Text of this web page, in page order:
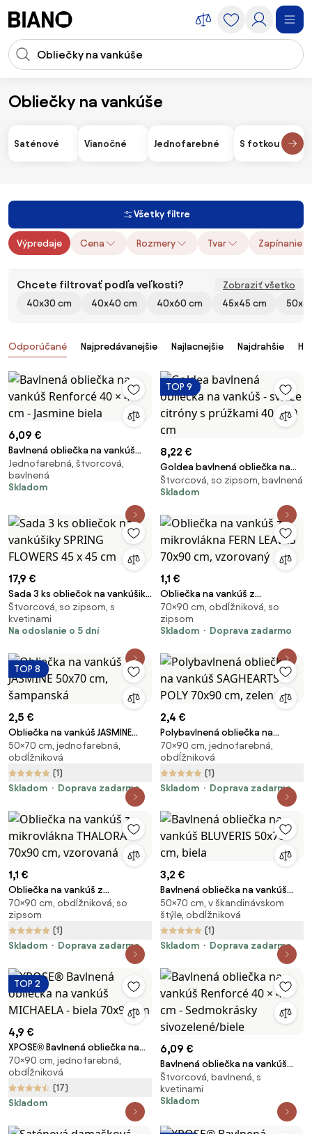
Vstup pre vyhľadávanie
Obliečky na vankúše
Bytový textil Textil do spálne Obliečky na vankúše
Saténové Vianočné Jednofarebné S fotkou
Všetky filtre
Výpredaje Cena Rozmery Tvar Zapínanie
Chcete filtrovať podľa veľkosti?
Zobraziť všetko
40x30 cm
40x40 cm 40x60 cm 45x45 cm
Produkty
Odporúčané Najpredávanejšie Najlacnejšie Najdrahšie
6,09 €
Bavlnená obliečka na vankúš
Renforcé 40 × 40 cm - Jasmine
biela
Jednofarebná, štvorcová,
bavlnená
Skladom
TOP 9
8,22 €
Goldea bavlnená obliečka na
vankúš - svieže citróny s
prúžkami 40 x 40 cm
Štvorcová, so zipsom, bavlnená
Skladom
17,9 €
Sada 3 ks obliečok na vankúšiky
SPRING FLOWERS 45 x 45 cm
Štvorcová, so zipsom, s
kvetinami
Na odoslanie o 5 dní
1,1 €
Obliečka na vankúš z
mikrovlákna FERN LEAVES 70x90
cm, vzorovaný
70×90 cm, obdĺžniková, so
zipsom
Skladom
Doprava zadarmo
TOP 8
2,5 €
Obliečka na vankúš JASMINE
50x70 cm, šampanská
50×70 cm, jednofarebná,
obdĺžniková
(1)
Skladom
Doprava zadarmo
2,4 €
Polybavlnená obliečka na
vankúš SAGHEARTS POLY 70x90
cm, zelená
70×90 cm, jednofarebná,
obdĺžniková
(1)
Skladom
Doprava zadarmo
1,1 €
Obliečka na vankúš z
mikrovlákna THALORA 70x90
cm, vzorovaná
70×90 cm, obdĺžniková, so
zipsom
(1)
Skladom
Doprava zadarmo
3,2 €
Bavlnená obliečka na vankúš
BLUVERIS 50x70 cm, biela
50×70 cm, v škandinávskom
štýle, obdĺžniková
(1)
Skladom
Doprava zadarmo
TOP 2
4,9 €
XPOSE® Bavlnená obliečka na
vankúš MICHAELA - biela 70x90
cm
70×90 cm, jednofarebná,
obdĺžniková
(17)
Skladom
6,09 €
Bavlnená obliečka na vankúš
Renforcé 40 × 40 cm -
Sedmokrásky sivozelené/biele
Štvorcová, bavlnená, s
kvetinami
Skladom